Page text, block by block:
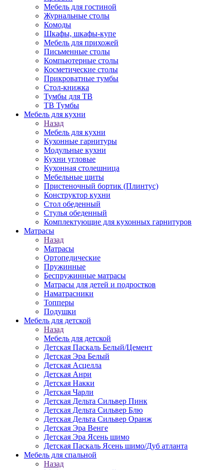
Мебель для гостиной
Журнальные столы
Комоды
Шкафы, шкафы-купе
Мебель для прихожей
Письменные столы
Компьютерные столы
Косметические столы
Прикроватные тумбы
Стол-книжка
Тумбы для ТВ
ТВ Тумбы
Мебель для кухни
Назад
Мебель для кухни
Кухонные гарнитуры
Модульные кухни
Кухни угловые
Кухонная столешница
Мебельные щиты
Пристеночный бортик (Плинтус)
Конструктор кухни
Стол обеденный
Стулья обеденный
Комплектующие для кухонных гарнитуров
Матраcы
Назад
Матраcы
Ортопедические
Пружинные
Беспружинные матрасы
Матрасы для детей и подростков
Наматрасники
Топперы
Подушки
Мебель для детской
Назад
Мебель для детской
Детская Паскаль Белый/Цемент
Детская Эра Белый
Детская Асцелла
Детская Анри
Детская Накки
Детская Чарли
Детская Дельта Сильвер Пинк
Детская Дельта Сильвер Блю
Детская Дельта Сильвер Оранж
Детская Эра Венге
Детская Эра Ясень шимо
Детская Паскаль Ясень шимо/Дуб атланта
Мебель для спальной
Назад